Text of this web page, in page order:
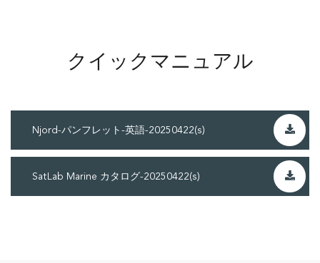
クイックマニュアル
Njord-パンフレット-英語-20250422(s)
SatLab Marine カタログ-20250422(s)